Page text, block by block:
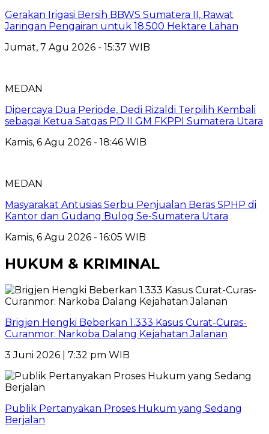
Gerakan Irigasi Bersih BBWS Sumatera II, Rawat
Jaringan Pengairan untuk 18.500 Hektare Lahan
Jumat, 7 Agu 2026 - 15:37 WIB
MEDAN
Dipercaya Dua Periode, Dedi Rizaldi Terpilih Kembali
sebagai Ketua Satgas PD II GM FKPPI Sumatera Utara
Kamis, 6 Agu 2026 - 18:46 WIB
MEDAN
Masyarakat Antusias Serbu Penjualan Beras SPHP di
Kantor dan Gudang Bulog Se-Sumatera Utara
Kamis, 6 Agu 2026 - 16:05 WIB
HUKUM & KRIMINAL
Brigjen Hengki Beberkan 1.333 Kasus Curat-Curas-
Curanmor: Narkoba Dalang Kejahatan Jalanan
3 Juni 2026 | 7:32 pm WIB
Publik Pertanyakan Proses Hukum yang Sedang
Berjalan